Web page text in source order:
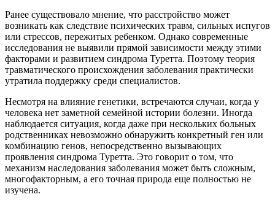
Ранее существовало мнение, что расстройство может
возникать как следствие психических травм, сильных испугов
или стрессов, пережитых ребенком. Однако современные
исследования не выявили прямой зависимости между этими
факторами и развитием синдрома Туретта. Поэтому теория
травматического происхождения заболевания практически
утратила поддержку среди специалистов.
Несмотря на влияние генетики, встречаются случаи, когда у
человека нет заметной семейной истории болезни. Иногда
наблюдается ситуация, когда даже при нескольких больных
родственниках невозможно обнаружить конкретный ген или
комбинацию генов, непосредственно вызывающих
проявления синдрома Туретта. Это говорит о том, что
механизм наследования заболевания может быть сложным,
многофакторным, а его точная природа еще полностью не
изучена.